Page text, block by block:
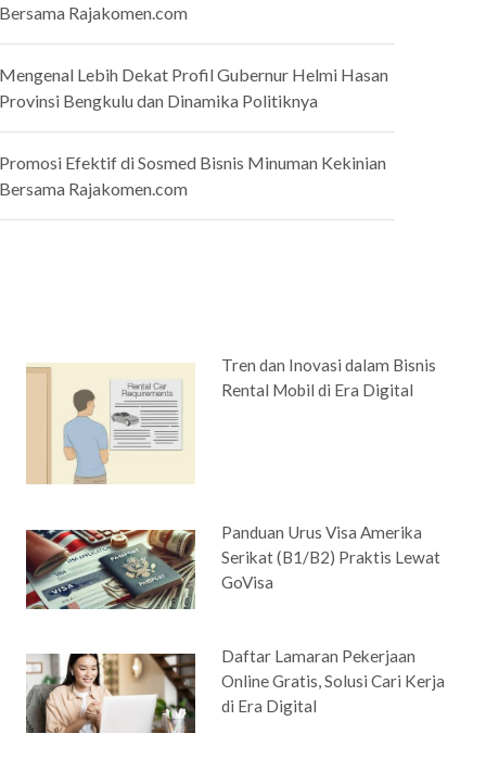
Rajakomen.com
Lebih Dekat Profil Gubernur Helmi Hasan
Bengkulu dan Dinamika Politiknya
Efektif di Sosmed Bisnis Minuman Kekinian
Rajakomen.com
Tren dan Inovasi dalam Bisnis
Rental Mobil di Era Digital
Panduan Urus Visa Amerika
Serikat (B1/B2) Praktis Lewat
GoVisa
Daftar Lamaran Pekerjaan
Online Gratis, Solusi Cari Kerja
di Era Digital